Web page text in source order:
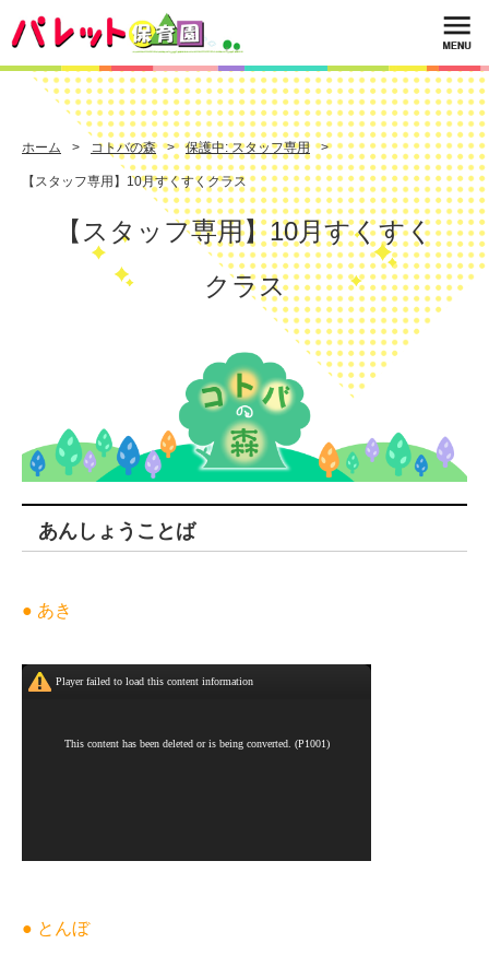
ホーム コトバの森 保護中: スタッフ専用
【スタッフ専用】10月すくすくクラス
【スタッフ専用】10月すくすく
クラス
あんしょうことば
● あき
● とんぼ